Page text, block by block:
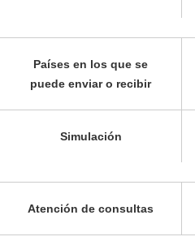
Países en los que se
puede enviar o recibir
Simulación
Atención de consultas